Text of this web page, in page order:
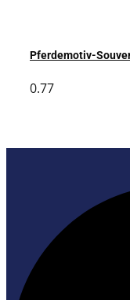
Pferdemotiv-